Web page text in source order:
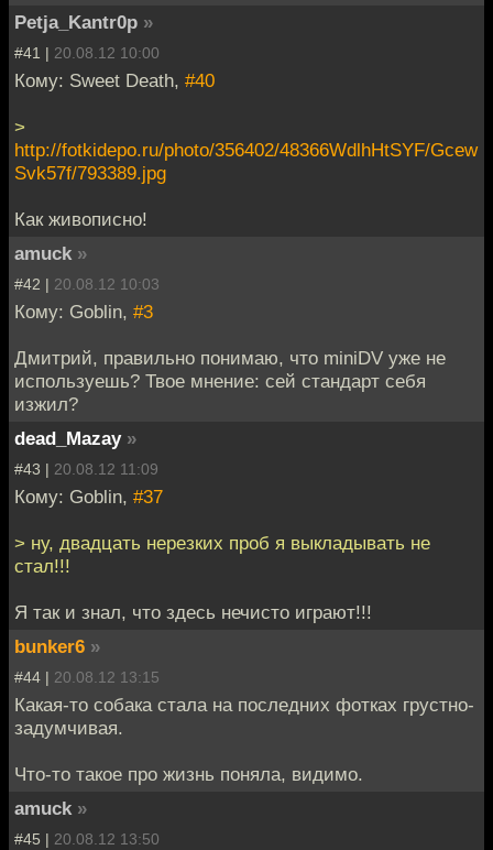
Petja_Kantr0p »
#41 | 20.08.12 10:00
Кому: Sweet Death, #40
>
http://fotkidepo.ru/photo/356402/48366WdlhHtSYF/Gcew
Svk57f/793389.jpg
Как живописно!
amuck »
#42 | 20.08.12 10:03
Кому: Goblin, #3
Дмитрий, правильно понимаю, что miniDV уже не
используешь? Твое мнение: сей стандарт себя
изжил?
dead_Mazay »
#43 | 20.08.12 11:09
Кому: Goblin, #37
> ну, двадцать нерезких проб я выкладывать не
стал!!!
Я так и знал, что здесь нечисто играют!!!
bunker6 »
#44 | 20.08.12 13:15
Какая-то собака стала на последних фотках грустно-
задумчивая.
Что-то такое про жизнь поняла, видимо.
amuck »
#45 | 20.08.12 13:50